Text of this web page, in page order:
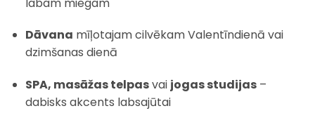
Dāvana mīļotajam cilvēkam Valentīndienā vai
dzimšanas dienā
SPA, masāžas telpasvai jogas studijas–
dabisks akcents labsajūtai